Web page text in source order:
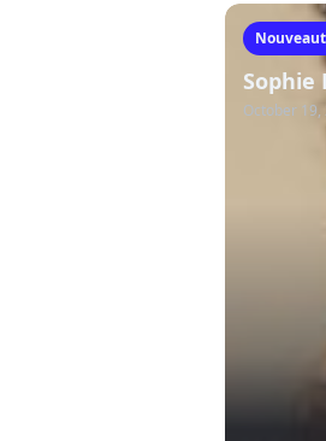
Sophie
October 19,